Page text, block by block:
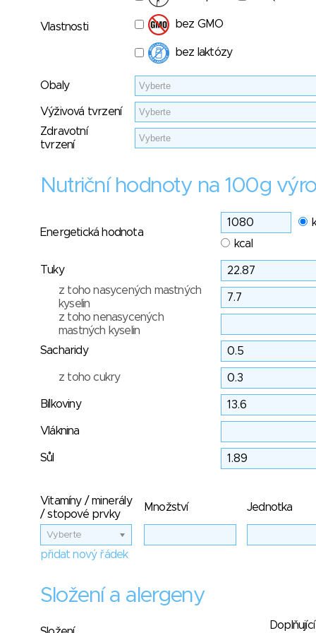
Vlastnosti bez GMO
bez laktózy
Obaly
Výživová tvrzení
Zdravotní
tvrzení
Nutriční hodnoty na 100g
Energetická hodnota
kcal
Tuky
z toho nasycených mastných
kyselin
z toho nenasycených
mastných kyselin
Sacharidy
z toho cukry
Bílkoviny
Vláknina
Sůl
Vitamíny / minerály
/ stopové prvky
Množství Jednotka
Vyberte
přidat nový řádek
Složení a alergeny
Doplňující